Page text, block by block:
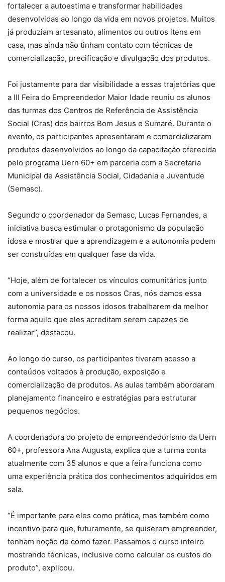
fortalecer a autoestima e transformar habilidades
desenvolvidas ao longo da vida em novos projetos. Muitos
já produziam artesanato, alimentos ou outros itens em
casa, mas ainda não tinham contato com técnicas de
comercialização, precificação e divulgação dos produtos.
Foi justamente para dar visibilidade a essas trajetórias que
a III Feira do Empreendedor Maior Idade reuniu os alunos
das turmas dos Centros de Referência de Assistência
Social (Cras) dos bairros Bom Jesus e Sumaré. Durante o
evento, os participantes apresentaram e comercializaram
produtos desenvolvidos ao longo da capacitação oferecida
pelo programa Uern 60+ em parceria com a Secretaria
Municipal de Assistência Social, Cidadania e Juventude
(Semasc).
Segundo o coordenador da Semasc, Lucas Fernandes, a
iniciativa busca estimular o protagonismo da população
idosa e mostrar que a aprendizagem e a autonomia podem
ser construídas em qualquer fase da vida.
“Hoje, além de fortalecer os vínculos comunitários junto
com a universidade e os nossos Cras, nós damos essa
autonomia para os nossos idosos trabalharem da melhor
forma aquilo que eles acreditam serem capazes de
realizar”, destacou.
Ao longo do curso, os participantes tiveram acesso a
conteúdos voltados à produção, exposição e
comercialização de produtos. As aulas também abordaram
planejamento financeiro e estratégias para estruturar
pequenos negócios.
A coordenadora do projeto de empreendedorismo da Uern
60+, professora Ana Augusta, explica que a turma conta
atualmente com 35 alunos e que a feira funciona como
uma experiência prática dos conhecimentos adquiridos em
sala.
“É importante para eles como prática, mas também como
incentivo para que, futuramente, se quiserem empreender,
tenham noção de como fazer. Passamos o curso inteiro
mostrando técnicas, inclusive como calcular os custos do
produto”, explicou.